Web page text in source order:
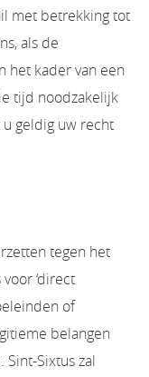
met betrekking tot
als de
het kader van een
tijd noodzakelijk
geldig uw recht
tegen het
‘direct
of
belangen
Sixtus zal